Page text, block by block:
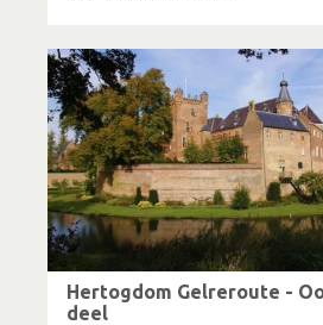
Hertogdom Gelreroute -
deel